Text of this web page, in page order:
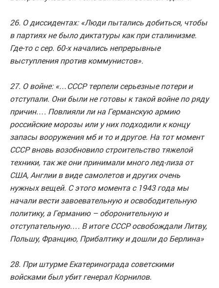
26. О диссидентах: «Люди пытались добиться, чтобы
в партиях не было диктатуры как при сталинизме.
Где-то с сер. 60-х начались непрерывные
выступления против коммунистов».
27. О войне: «…СССР терпели серьезные потери и
отступали. Они были не готовы к такой войне по ряду
причин…. Повлияли ли на Германскую армию
российские морозы или у них подходили к концу
запасы вооружения мб и то и другое. На тот момент
СССР вновь возобновило строительство тяжелой
техники, так же они принимали много лед-лиза от
США, Англии в виде самолетов и других очень
нужных вещей. С этого момента с 1943 года мы
начали вести завоевательную и освободительную
политику, а Германию – оборонительную и
отступательную…. В итоге СССР освобождали Литву,
Польшу, Францию, Прибалтику и дошли до Берлина»
28. При штурме Екатеринограда советскими
войсками был убит генерал Корнилов.